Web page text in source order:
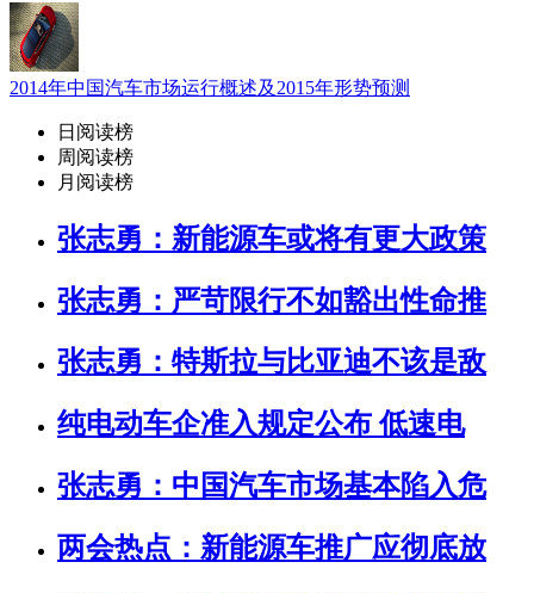
2014年中国汽车市场运行概述及2015年形势预测
日阅读榜
周阅读榜
月阅读榜
张志勇：新能源车或将有更大政策
张志勇：严苛限行不如豁出性命推
张志勇：特斯拉与比亚迪不该是敌
纯电动车企准入规定公布 低速电
张志勇：中国汽车市场基本陷入危
两会热点：新能源车推广应彻底放